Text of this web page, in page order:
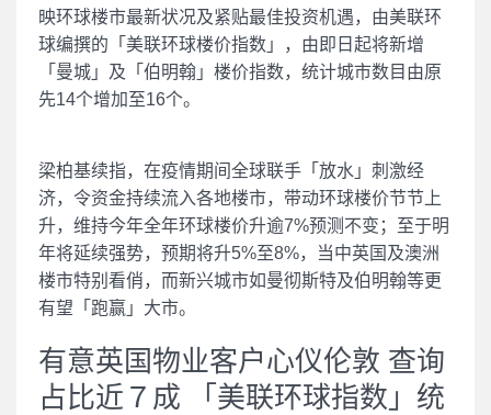
映环球楼市最新状况及紧贴最佳投资机遇，由美联环
球编撰的「美联环球楼价指数」，由即日起将新增
「曼城」及「伯明翰」楼价指数，统计城市数目由原
先14个增加至16个。
梁柏基续指，在疫情期间全球联手「放水」刺激经
济，令资金持续流入各地楼市，带动环球楼价节节上
升，维持今年全年环球楼价升逾7%预测不变；至于明
年将延续强势，预期将升5%至8%，当中英国及澳洲
楼市特别看俏，而新兴城市如曼彻斯特及伯明翰等更
有望「跑赢」大市。
有意英国物业客户心仪伦敦 查询
占比近７成 「美联环球指数」统